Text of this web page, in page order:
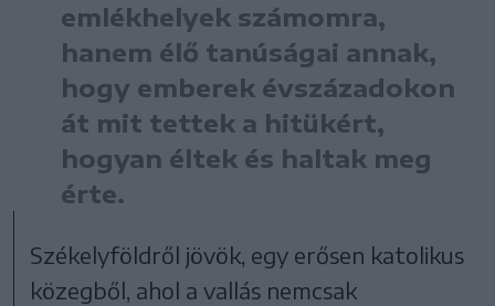
emlékhelyek számomra,
hanem élő tanúságai annak,
hogy emberek évszázadokon
át mit tettek a hitükért,
hogyan éltek és haltak meg
érte.
Székelyföldről jövök, egy erősen katolikus
közegből, ahol a vallás nemcsak